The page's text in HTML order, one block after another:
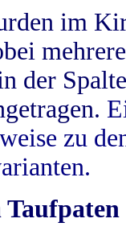
im
der
zu
Taufpaten